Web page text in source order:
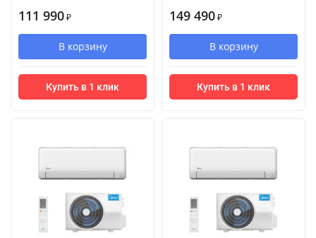
111 990 ₽
В корзину
Купить в 1 клик
149 490 ₽
В корзину
Купить в 1 клик